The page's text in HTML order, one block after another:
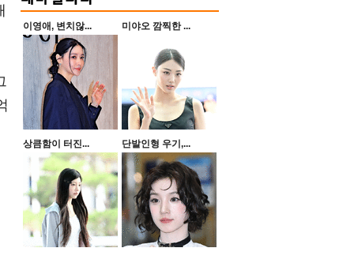
이영애, 변치않... 미야오 깜찍한 ...
상큼함이 터진... 단발인형 우기,...